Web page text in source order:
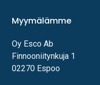
Myymälämme
Oy Esco Ab
Finnooniitynkuja 1
02270 Espoo